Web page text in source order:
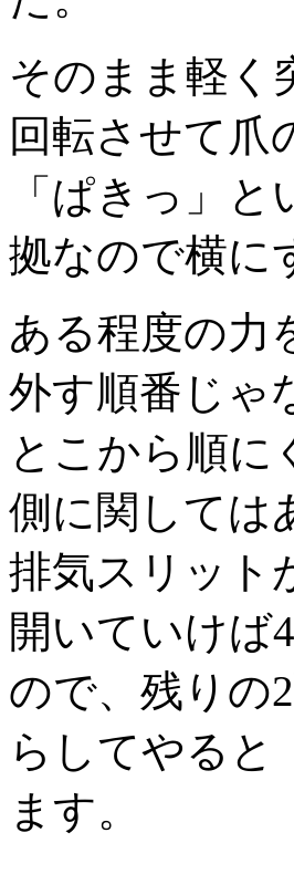
そのまま軽く
回転させて爪
「ぱきっ」
拠なので横に
ある程度の力
外す順番じゃ
とこから順に
側に関しては
排気スリット
開いていけば
ので、残りの
らしてやると
ます。